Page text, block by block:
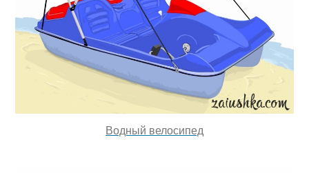
Водный велосипед